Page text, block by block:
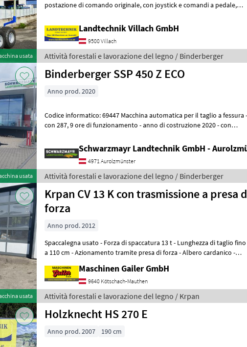
usata
postazione di comando originale, con joystick e comandi a pedale,
Landtechnik Villach GmbH
9500 Villach
Attività forestali e lavorazione del legno / Binderberger
usata
Binderberger SSP 450 Z ECO
Anno prod. 2020
Codice informatico: 69447 Macchina automatica per il taglio a fessura -
con 287, 9 ore di funzionamento - anno di costruzione 2020 - con
Schwarzmayr Landtechnik GmbH -
4971 Aurolzmünster
Attività forestali e lavorazione del legno / Binderberger
usata
Krpan CV 13 K con trasmissione a presa
forza
Anno prod. 2012
Spaccalegna usato - Forza di spaccatura 13 t - Lunghezza di taglio fino
a 110 cm - Azionamento tramite presa di forza - Albero cardanico -
Maschinen Gailer GmbH
9640 Kötschach-Mauthen
Attività forestali e lavorazione del legno / Krpan
Holzknecht HS 270 E
Anno prod. 2007 190 cm